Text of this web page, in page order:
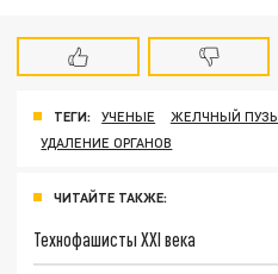
ТЕГИ: УЧЕНЫЕ ЖЕЛЧНЫЙ
УДАЛЕНИЕ ОРГАНОВ
ЧИТАЙТЕ ТАКЖЕ:
Технофашисты XXI века